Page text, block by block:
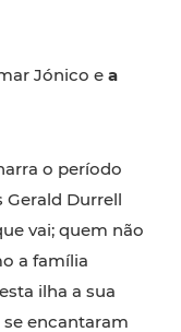
Jónico e a
o período
Durrell
vai; quem não
a família
ilha a sua
se encantaram